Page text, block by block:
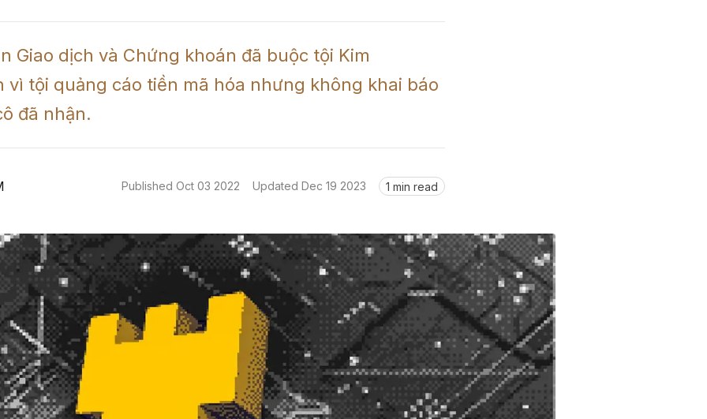
Giao dịch và Chứng khoán đã buộc tội Kim
vì tội quảng cáo tiền mã hóa nhưng không khai báo
đã nhận.
Published Oct 03 2022 Updated Dec 19 2023 1 min read